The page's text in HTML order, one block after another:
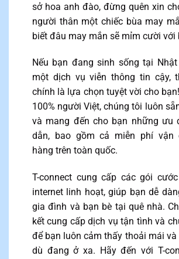
sở hoa anh đào, đừng quên xin
người thân một chiếc bùa may
biết đâu may mắn sẽ mỉm cười với
Nếu bạn đang sinh sống tại
một dịch vụ viễn thông tin cậy,
chính là lựa chọn tuyệt vời cho
100% người Việt, chúng tôi luôn
và mang đến cho bạn những ưu
dẫn, bao gồm cả miễn phí vận
hàng trên toàn quốc.
T-connect cung cấp các gói
internet linh hoạt, giúp bạn dễ
gia đình và bạn bè tại quê nhà.
kết cung cấp dịch vụ tận tình và
để bạn luôn cảm thấy thoải mái và
dù đang ở xa. Hãy đến với T-